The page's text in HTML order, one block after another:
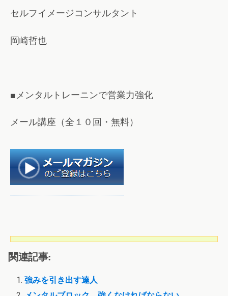
セルフイメージコンサルタント
岡崎哲也
■メンタルトレーニンで営業力強化
メール講座（全１０回・無料）
関連記事:
強みを引き出す達人